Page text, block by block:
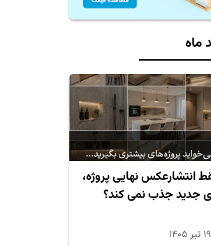
ماه
انتشارعکس نهایی پروژه،
جدید جذب نمی کند؟